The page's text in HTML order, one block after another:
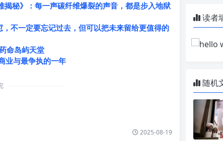
秘》：每一声碳纤维爆裂的声音，都是步入地狱
不一定要忘记过去，但可以把未来留给更值得的
命岛屿天堂
业与最争执的一年
2025-08-19
读者
随机